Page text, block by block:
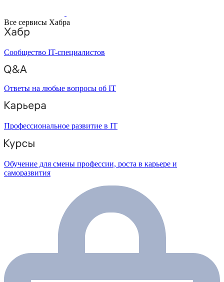
Все сервисы Хабра
Сообщество IT-специалистов
Ответы на любые вопросы об IT
Профессиональное развитие в IT
Обучение для смены профессии, роста в карьере и
саморазвития